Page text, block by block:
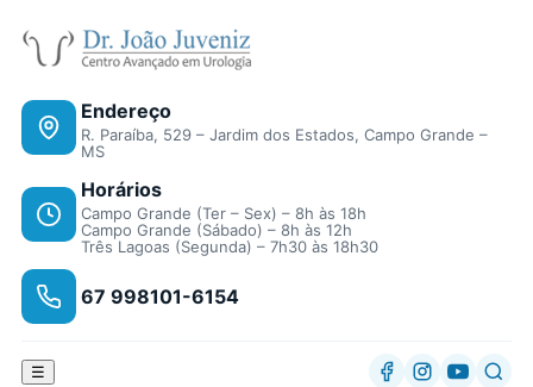
Endereço
R. Paraíba, 529 – Jardim dos Estados, Campo Grande –
MS
Horários
Campo Grande (Ter – Sex) – 8h às 18h
Campo Grande (Sábado) – 8h às 12h
Três Lagoas (Segunda) – 7h30 às 18h30
67 998101-6154
☰